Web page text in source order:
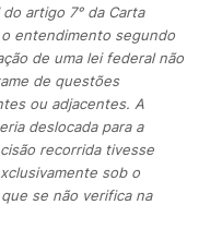
artigo 7° da Carta
entendimento segundo
de uma lei federal não
de questões
ou adjacentes. A
deslocada para a
recorrida tivesse
sob o
se não verifica na